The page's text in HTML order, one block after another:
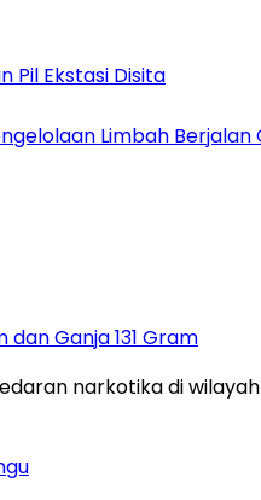
Pil Ekstasi Disita
Limbah
Ganja 131 Gram
narkotika di